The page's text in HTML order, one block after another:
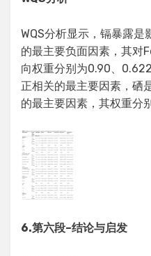
WQS分析显示，镉暴露是
的最主要负面因素，其对
向权重分别为0.90、
正相关的最主要因素，硒
的最主要因素，其权重分
6.第六段–结论与启发